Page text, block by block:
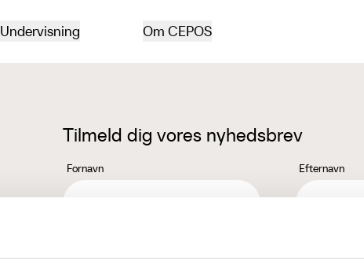
Undervisning Om CEPOS
Tilmeld dig vores nyhedsbrev
Fornavn Efternavn